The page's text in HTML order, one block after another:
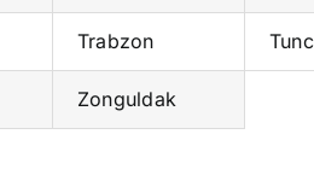
Trabzon
Zonguldak